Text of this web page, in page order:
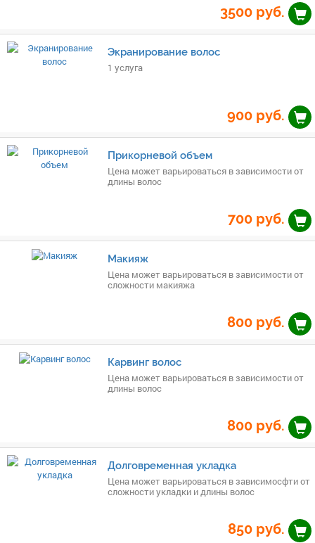
3500 руб.
Экранирование волос
1 услуга
900 руб.
Прикорневой объем
Цена может варьироваться в зависимости от
длины волос
700 руб.
Макияж
Цена может варьироваться в зависимости от
сложности макияжа
800 руб.
Карвинг волос
Цена может варьироваться в зависимости от
длины волос
800 руб.
Долговременная укладка
Цена может варьироваться в зависимосфти от
сложности укладки и длины волос
850 руб.